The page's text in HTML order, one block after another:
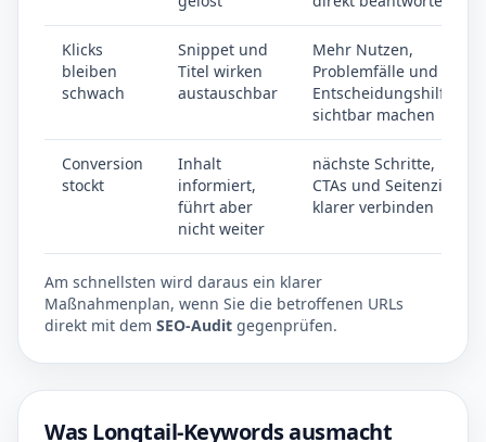
Klicks
bleiben
schwach
Snippet und
Titel wirken
austauschbar
Mehr Nutzen,
Problemfälle und
Entscheidungshilfen
sichtbar machen
Conversion
stockt
Inhalt
informiert,
führt aber
nicht weiter
nächste Schritte,
CTAs und Seitenziel
klarer verbinden
Am schnellsten wird daraus ein klarer
Maßnahmenplan, wenn Sie die betroffenen URLs
direkt mit dem SEO-Audit gegenprüfen.
Was Longtail-Keywords ausmacht